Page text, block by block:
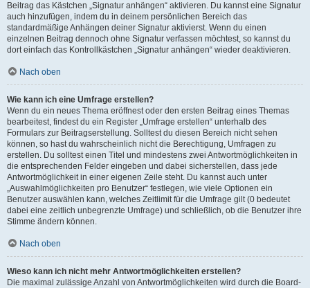
Beitrag das Kästchen „Signatur anhängen“ aktivieren. Du kannst eine Signatur
auch hinzufügen, indem du in deinem persönlichen Bereich das
standardmäßige Anhängen deiner Signatur aktivierst. Wenn du einen
einzelnen Beitrag dennoch ohne Signatur verfassen möchtest, so kannst du
dort einfach das Kontrollkästchen „Signatur anhängen“ wieder deaktivieren.
Nach oben
Wie kann ich eine Umfrage erstellen?
Wenn du ein neues Thema eröffnest oder den ersten Beitrag eines Themas
bearbeitest, findest du ein Register „Umfrage erstellen“ unterhalb des
Formulars zur Beitragserstellung. Solltest du diesen Bereich nicht sehen
können, so hast du wahrscheinlich nicht die Berechtigung, Umfragen zu
erstellen. Du solltest einen Titel und mindestens zwei Antwortmöglichkeiten in
die entsprechenden Felder eingeben und dabei sicherstellen, dass jede
Antwortmöglichkeit in einer eigenen Zeile steht. Du kannst auch unter
„Auswahlmöglichkeiten pro Benutzer“ festlegen, wie viele Optionen ein
Benutzer auswählen kann, welches Zeitlimit für die Umfrage gilt (0 bedeutet
dabei eine zeitlich unbegrenzte Umfrage) und schließlich, ob die Benutzer ihre
Stimme ändern können.
Nach oben
Wieso kann ich nicht mehr Antwortmöglichkeiten erstellen?
Die maximal zulässige Anzahl von Antwortmöglichkeiten wird durch die Board-